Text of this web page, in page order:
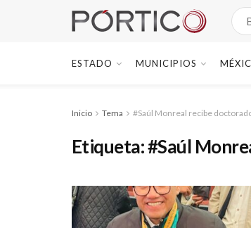
ESTADO MUNICIPIOS
Inicio Tema #Saúl Monreal recibe
Etiqueta:#Saúl